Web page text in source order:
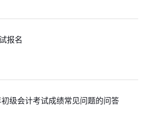
报名
级会计考试成绩常见问题的问答